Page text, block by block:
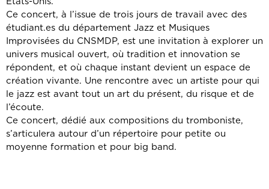
Ce concert, à l’issue de trois jours de travail avec des
étudiant.es du département Jazz et Musiques
Improvisées du CNSMDP, est une invitation à explorer un
univers musical ouvert, où tradition et innovation se
répondent, et où chaque instant devient un espace de
création vivante. Une rencontre avec un artiste pour qui
le jazz est avant tout un art du présent, du risque et de
l’écoute.
Ce concert, dédié aux compositions du tromboniste,
s’articulera autour d’un répertoire pour petite ou
moyenne formation et pour big band.